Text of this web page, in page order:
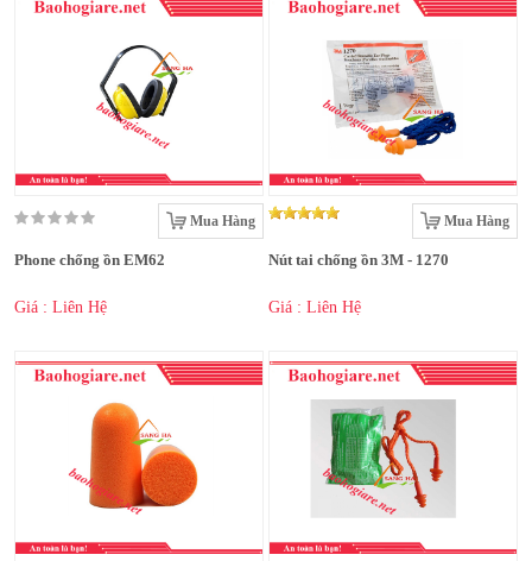
Mua Hàng
Phone chống ồn EM62
Giá : Liên Hệ
Mua Hàng
Nút tai chống ồn 3M - 1270
Giá : Liên Hệ